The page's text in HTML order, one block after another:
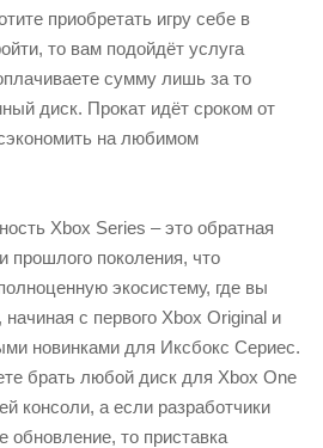
приобретать игру себе в
то вам подойдёт услуга
сумму лишь за то
диск. Прокат идёт сроком от
на любимом
Xbox Series – это обратная
прошлого поколения, что
экосистему, где вы
с первого Xbox Original и
новинками для Иксбокс Сериес.
брать любой диск для Xbox One
консоли, а если разработчики
обновление, то приставка